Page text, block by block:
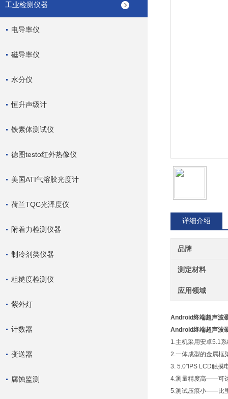
工业检测仪器
电导率仪
磁导率仪
水分仪
恒升声级计
铁素体测试仪
德图testo红外热像仪
美国ATI气溶胶光度计
荷兰TQC光泽度仪
附着力检测仪器
制冷剂类仪器
粗糙度检测仪
紫外灯
计数器
变送器
腐蚀监测
详细介绍
品牌
测定材料
应用领域
Android终端超声波
Android终端超声波
1.主机采用安卓5.1
2.一体成型的金属框
3. 5.0”IPS LCD触摸
4.测量精度高——可
5.测试压痕小——比